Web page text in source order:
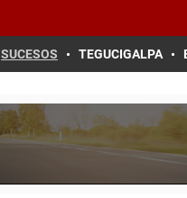
SUCESOS TEGUCIGALPA